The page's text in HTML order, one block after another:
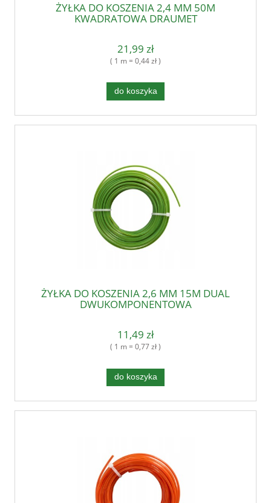
ŻYŁKA DO KOSZENIA 2,4 MM 50M
KWADRATOWA DRAUMET
21,99 zł
( 1 m = 0,44 zł )
do koszyka
ŻYŁKA DO KOSZENIA 2,6 MM 15M DUAL
DWUKOMPONENTOWA
11,49 zł
( 1 m = 0,77 zł )
do koszyka